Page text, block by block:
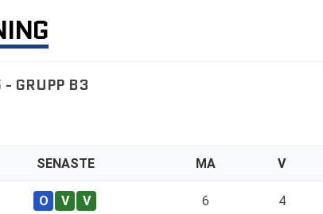
- GRUPP B3
SENASTE MA V
6 4